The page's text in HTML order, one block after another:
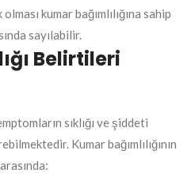
kumar bağımlılığına sahip
sayılabilir.
Belirtileri
sıklığı ve şiddeti
Kumar bağımlılığının